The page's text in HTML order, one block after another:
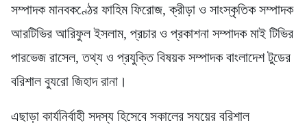
সম্পাদক মানবকণ্ঠের ফাহিম ফিরোজ, ক্রীড়া ও সাংস্কৃতিক সম্পাদক
আরটিভির আরিফুল ইসলাম, প্রচার ও প্রকাশনা সম্পাদক মাই টিভির
পারভেজ রাসেল, তথ্য ও প্রযুক্তি বিষয়ক সম্পাদক বাংলাদেশ টুডের
বরিশাল ব্যুরো জিহাদ রানা।
এছাড়া কার্যনির্বাহী সদস্য হিসেবে সকালের সযয়ের বরিশাল